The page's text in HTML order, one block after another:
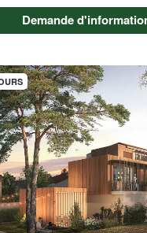
Demande